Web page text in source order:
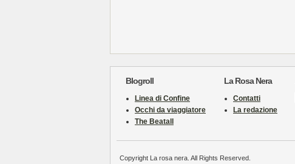
Blogroll
Linea di Confine
Occhi da viaggiatore
The Beatall
La Rosa Nera
Contatti
La redazione
Copyright La rosa nera. All Rights Reserved.